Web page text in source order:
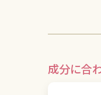
成分に合